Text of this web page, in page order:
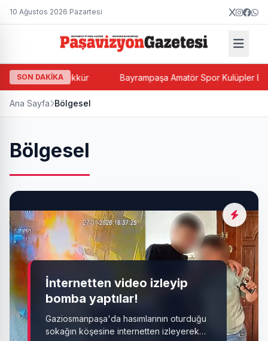
10 Ağustos 2026 Pazartesi
SON DAKİKA
Teşekkür Bayrampaşa Amatör Spor Kulüpler Birliği’nden
Ana Sayfa Bölgesel
Bölgesel
İnternetten video izleyip
bomba yaptılar!
Gaziosmanpaşa'da hasımlarının oturduğu
sokağın köşesine internetten izleyerek